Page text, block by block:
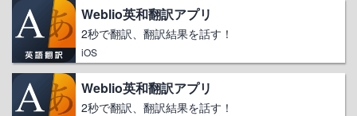
Weblio英和翻訳アプリ
2秒で翻訳、翻訳結果を話す！
iOS
Weblio英和翻訳アプリ
2秒で翻訳、翻訳結果を話す！